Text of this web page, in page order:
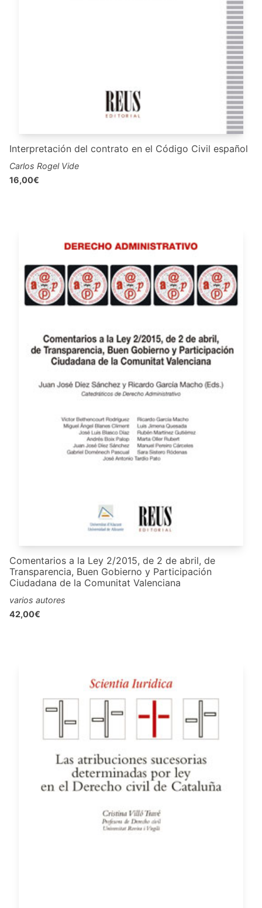
Interpretación del contrato en el Código Civil español
Carlos Rogel Vide
16,00€
Comentarios a la Ley 2/2015, de 2 de abril, de
Transparencia, Buen Gobierno y Participación
Ciudadana de la Comunitat Valenciana
varios autores
42,00€